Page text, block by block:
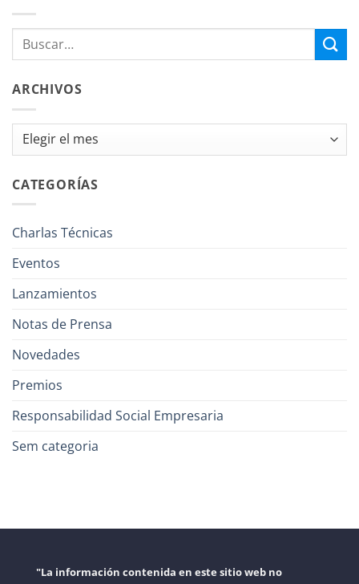
ARCHIVOS
Archivos
CATEGORÍAS
Charlas Técnicas
Eventos
Lanzamientos
Notas de Prensa
Novedades
Premios
Responsabilidad Social Empresaria
Sem categoria
"La información contenida en este sitio web no